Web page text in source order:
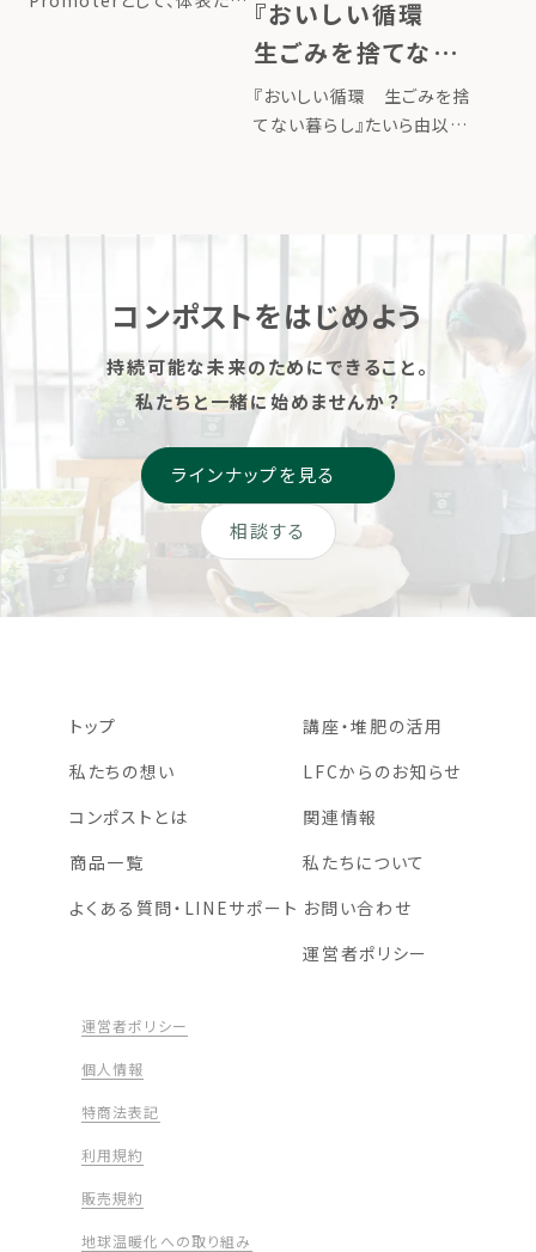
『おいしい循環
生ごみを捨てない
暮らし』たいら由以
子 著／絵 （婦人
『おいしい循環 生ごみを捨
てない暮らし』たいら由以子
コンポストをはじめよう
持続可能な未来のためにできること。
私たちと一緒に始めませんか？
相談する
ラインナップを見る
トップ
私たちの想い
コンポストとは
商品一覧
よくある質問・LINEサポート
講座・堆肥の活用
LFCからのお知らせ
関連情報
私たちについて
お問い合わせ
運営者ポリシー
運営者ポリシー
個人情報
特商法表記
利用規約
販売規約
地球温暖化への取り組み